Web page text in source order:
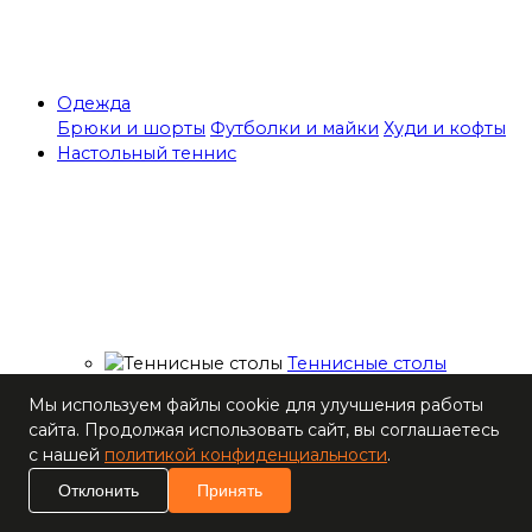
Одежда
Брюки и шорты Футболки и майки Худи и кофты
Настольный теннис
Теннисные столы
Накладки для
ракеток
Основания для
ракеток
Мячи
Мы используем файлы cookie для улучшения работы
сайта. Продолжая использовать сайт, вы соглашаетесь
с нашей политикой конфиденциальности.
Отклонить Принять